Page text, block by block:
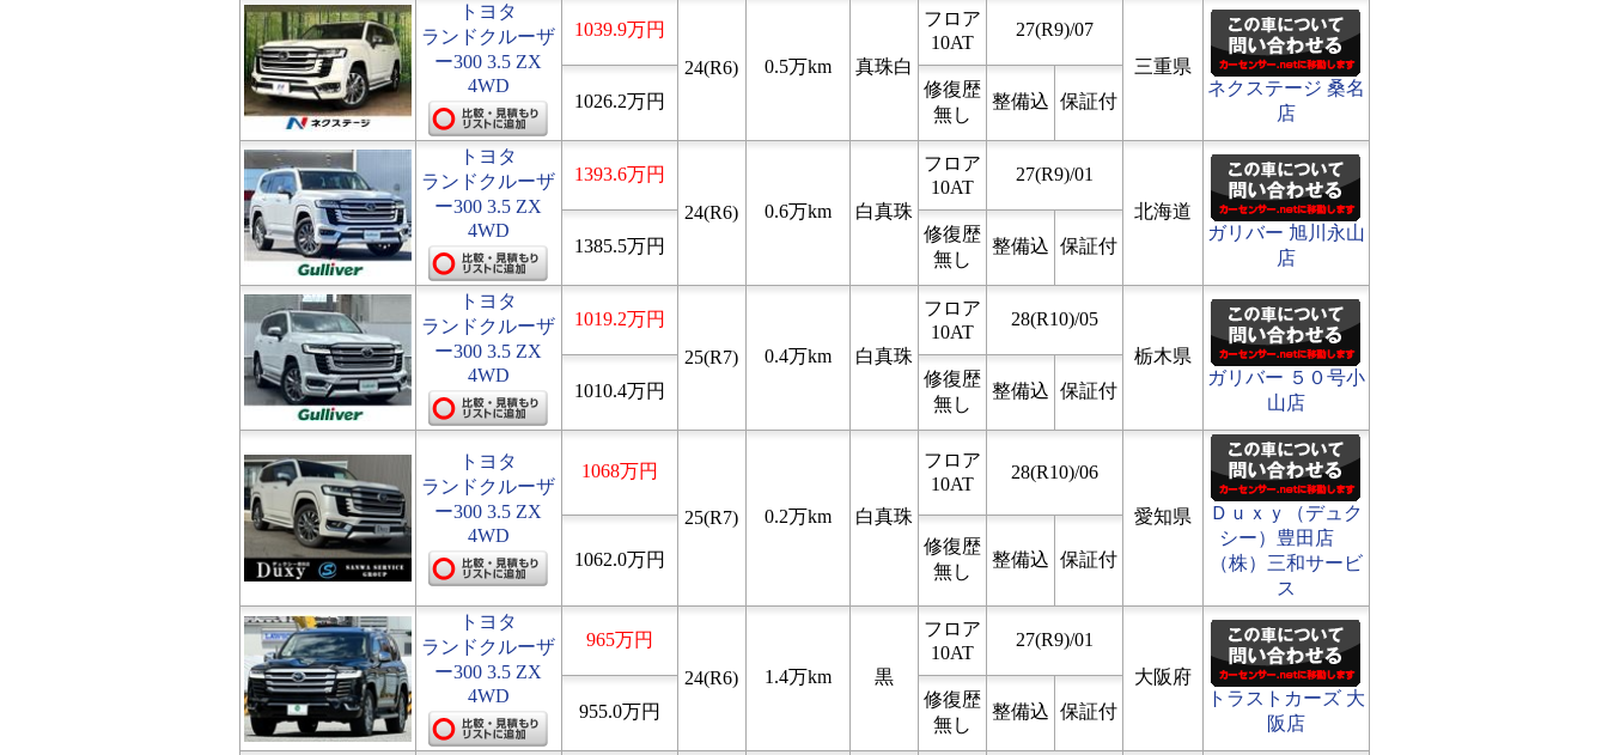
トヨタ
ランドクルーザ
ー300 3.5 ZX
4WD
1039.9万円
24(R6)
0.5万km 真珠白
フロア
10AT
27(R9)/07
三重県
ネクステージ 桑名
店
1026.2万円
修復歴
無し
整備込 保証付
トヨタ
ランドクルーザ
ー300 3.5 ZX
4WD
1393.6万円
24(R6)
0.6万km 白真珠
フロア
10AT
27(R9)/01
北海道
ガリバー 旭川永山
店
1385.5万円
修復歴
無し
整備込 保証付
トヨタ
ランドクルーザ
ー300 3.5 ZX
4WD
1019.2万円
25(R7)
0.4万km 白真珠
フロア
10AT
28(R10)/05
栃木県
ガリバー ５０号小
山店
1010.4万円
修復歴
無し
整備込 保証付
トヨタ
ランドクルーザ
ー300 3.5 ZX
4WD
1068万円
25(R7) 0.2万km 白真珠
フロア
10AT
28(R10)/06
愛知県
Ｄｕｘｙ（デュク
シー）豊田店
（株）三和サービ
ス
1062.0万円
修復歴
無し
整備込 保証付
トヨタ
ランドクルーザ
ー300 3.5 ZX
4WD
965万円
24(R6)
1.4万km 黒
フロア
10AT
27(R9)/01
大阪府
トラストカーズ 大
阪店
955.0万円
修復歴
無し
整備込 保証付